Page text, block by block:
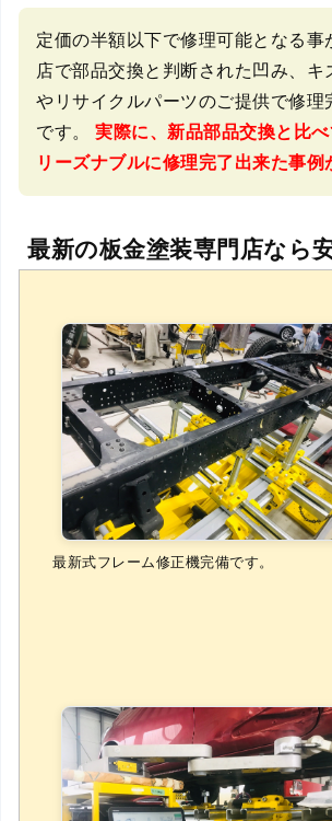
定価の半額以下で修理可能となる事
店で部品交換と判断された凹み、キ
やリサイクルパーツのご提供で修理
です。 実際に、新品部品交換と比
リーズナブルに修理完了出来た事例
最新の板金塗装専門店なら
最新式フレーム修正機完備です。